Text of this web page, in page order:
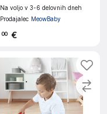
Na voljo v 3-6 delovnih dneh
Prodajalec MeowBaby
00 €